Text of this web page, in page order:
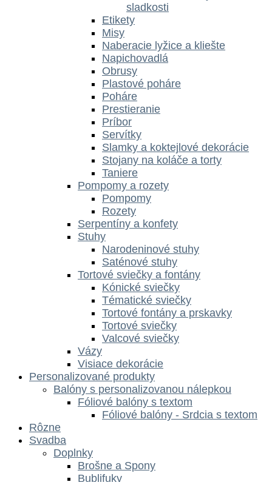
sladkosti
Etikety
Misy
Naberacie lyžice a kliešte
Napichovadlá
Obrusy
Plastové poháre
Poháre
Prestieranie
Príbor
Servítky
Slamky a koktejlové dekorácie
Stojany na koláče a torty
Taniere
Pompomy a rozety
Pompomy
Rozety
Serpentíny a konfety
Stuhy
Narodeninové stuhy
Saténové stuhy
Tortové sviečky a fontány
Kónické sviečky
Tématické sviečky
Tortové fontány a prskavky
Tortové sviečky
Valcové sviečky
Vázy
Visiace dekorácie
Personalizované produkty
Balóny s personalizovanou nálepkou
Fóliové balóny s textom
Fóliové balóny - Srdcia s textom
Rôzne
Svadba
Doplnky
Brošne a Spony
Bublifuky